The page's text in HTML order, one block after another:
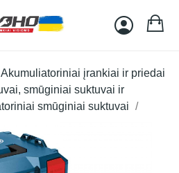
Akumuliatoriniai įrankiai ir priedai
smūginiai suktuvai ir
smūginiai suktuvai